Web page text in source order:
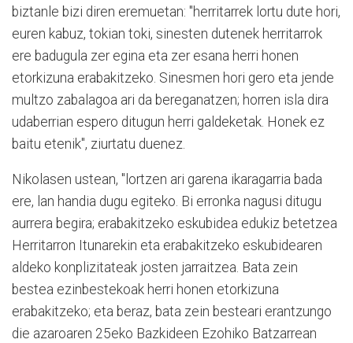
biztanle bizi diren eremuetan: "herritarrek lortu dute hori,
euren kabuz, tokian toki, sinesten dutenek herritarrok
ere badugula zer egina eta zer esana herri honen
etorkizuna erabakitzeko. Sinesmen hori gero eta jende
multzo zabalagoa ari da bereganatzen; horren isla dira
udaberrian espero ditugun herri galdeketak. Honek ez
baitu etenik", ziurtatu duenez.
Nikolasen ustean, "lortzen ari garena ikaragarria bada
ere, lan handia dugu egiteko. Bi erronka nagusi ditugu
aurrera begira; erabakitzeko eskubidea edukiz betetzea
Herritarron Itunarekin eta erabakitzeko eskubidearen
aldeko konplizitateak josten jarraitzea. Bata zein
bestea ezinbestekoak herri honen etorkizuna
erabakitzeko; eta beraz, bata zein besteari erantzungo
die azaroaren 25eko Bazkideen Ezohiko Batzarrean